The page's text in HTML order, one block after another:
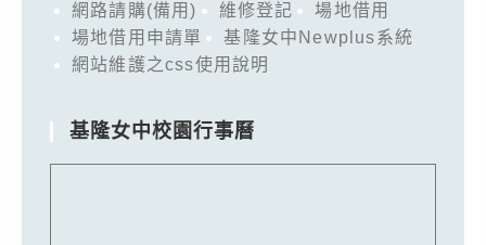
網路請購(備用)
維修登記
場地借用
場地借用申請單
基隆女中Newplus系統
網站維護之css使用說明
基隆女中校園行事曆